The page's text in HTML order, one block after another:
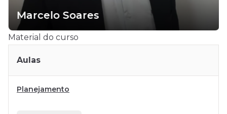
Marcelo Soares
Material do curso
Aulas
Planejamento